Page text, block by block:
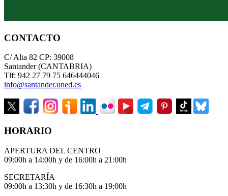
CONTACTO
C/ Alta 82 CP: 39008
Santander (CANTABRIA)
Tlf: 942 27 79 75 646444046
info@santander.uned.es
HORARIO
APERTURA DEL CENTRO
09:00h a 14:00h y de 16:00h a 21:00h
SECRETARÍA
09:00h a 13:30h y de 16:30h a 19:00h